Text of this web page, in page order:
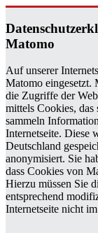
Ma­to­mo
Auf unserer
Matomo eingesetzt.
die Zugriffe der
mittels Cookies,
sammeln
Internetseite. Diese
Deutschland
anonymisiert. Sie
dass Cookies von
Hierzu müssen Sie
entsprechend
Internetseite nicht